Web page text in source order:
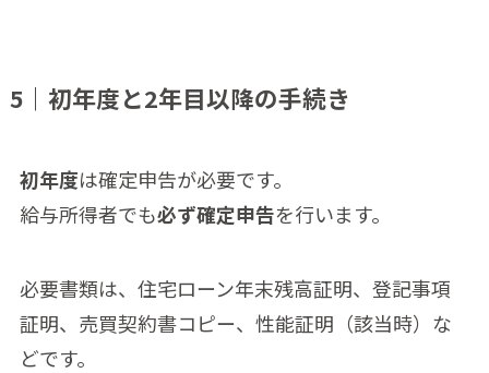
5｜初年度と2年目以降の手続き
初年度は確定申告が必要です。
給与所得者でも必ず確定申告を行います。
必要書類は、住宅ローン年末残高証明、登記事項
証明、売買契約書コピー、性能証明（該当時）な
どです。